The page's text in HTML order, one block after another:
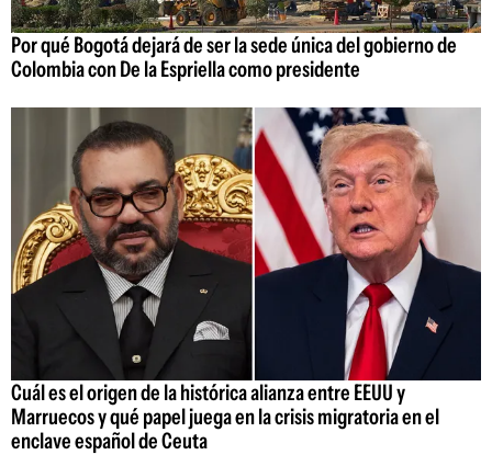
Por qué Bogotá dejará de ser la sede única del gobierno de
Colombia con De la Espriella como presidente
Cuál es el origen de la histórica alianza entre EEUU y
Marruecos y qué papel juega en la crisis migratoria en el
enclave español de Ceuta